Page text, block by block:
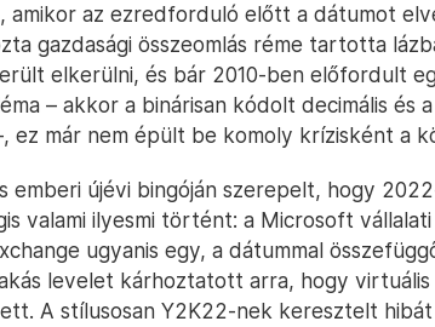
amikor az ezredforduló előtt a dátumot
gazdasági összeomlás réme tartotta
elkerülni, és bár 2010-ben előfordult
– akkor a binárisan kódolt decimális és
ez már nem épült be komoly krízisként a
emberi újévi bingóján szerepelt, hogy
valami ilyesmi történt: a Microsoft
ugyanis egy, a dátummal
levelet kárhoztatott arra, hogy
A stílusosan Y2K22-nek keresztelt